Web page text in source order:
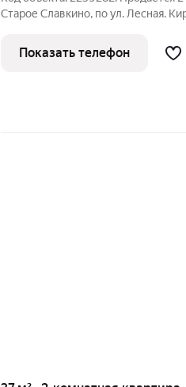
Старое Славкино, по ул. Лесная.
и экономию на коммунальных
окна
Показать телефон